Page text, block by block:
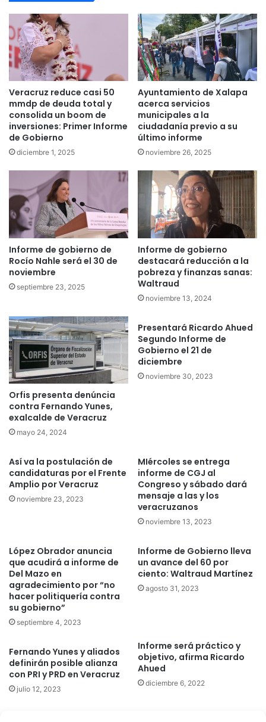
Veracruz reduce casi 50
mmdp de deuda total y
consolida un boom de
inversiones: Primer Informe
de Gobierno
diciembre 1, 2025
Ayuntamiento de Xalapa
acerca servicios
municipales a la
ciudadanía previo a su
último informe
noviembre 26, 2025
Informe de gobierno de
Rocío Nahle será el 30 de
noviembre
septiembre 23, 2025
Informe de gobierno
destacará reducción a la
pobreza y finanzas sanas:
Waltraud
noviembre 13, 2024
Orfis presenta denúncia
contra Fernando Yunes,
exalcalde de Veracruz
mayo 24, 2024
Presentará Ricardo Ahued
Segundo Informe de
Gobierno el 21 de
diciembre
noviembre 30, 2023
Así va la postulación de
candidaturas por el Frente
Amplio por Veracruz
noviembre 23, 2023
MIércoles se entrega
informe de CGJ al
Congreso y sábado dará
mensaje a las y los
veracruzanos
noviembre 13, 2023
López Obrador anuncia
que acudirá a informe de
Del Mazo en
agradecimiento por “no
hacer politiquería contra
su gobierno”
septiembre 4, 2023
Informe de Gobierno lleva
un avance del 60 por
ciento: Waltraud Martínez
agosto 31, 2023
Fernando Yunes y aliados
definirán posible alianza
con PRI y PRD en Veracruz
julio 12, 2023
Informe será práctico y
objetivo, afirma Ricardo
Ahued
diciembre 6, 2022